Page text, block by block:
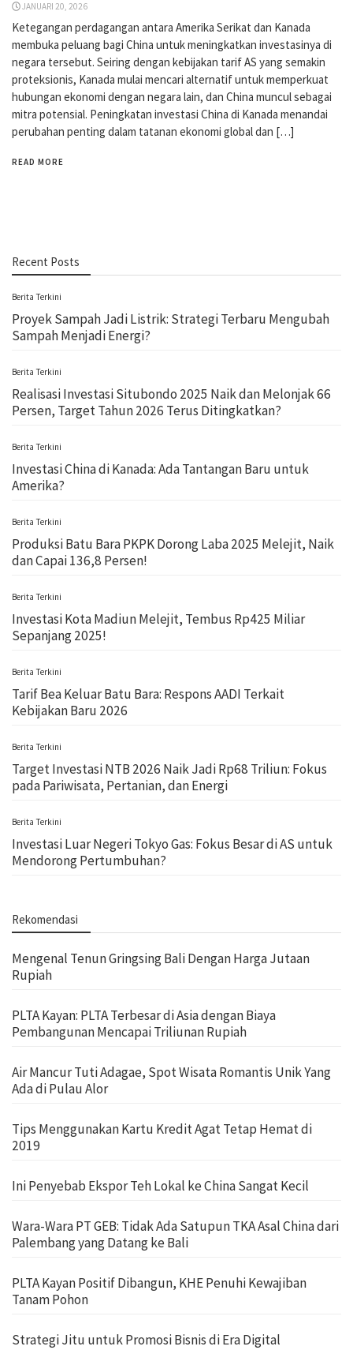
JANUARI 20, 2026
Ketegangan perdagangan antara Amerika Serikat dan Kanada
membuka peluang bagi China untuk meningkatkan investasinya di
negara tersebut. Seiring dengan kebijakan tarif AS yang semakin
proteksionis, Kanada mulai mencari alternatif untuk memperkuat
hubungan ekonomi dengan negara lain, dan China muncul sebagai
mitra potensial. Peningkatan investasi China di Kanada menandai
perubahan penting dalam tatanan ekonomi global dan […]
READ MORE
Recent Posts
Berita Terkini
Proyek Sampah Jadi Listrik: Strategi Terbaru Mengubah
Sampah Menjadi Energi?
Berita Terkini
Realisasi Investasi Situbondo 2025 Naik dan Melonjak 66
Persen, Target Tahun 2026 Terus Ditingkatkan?
Berita Terkini
Investasi China di Kanada: Ada Tantangan Baru untuk
Amerika?
Berita Terkini
Produksi Batu Bara PKPK Dorong Laba 2025 Melejit, Naik
dan Capai 136,8 Persen!
Berita Terkini
Investasi Kota Madiun Melejit, Tembus Rp425 Miliar
Sepanjang 2025!
Berita Terkini
Tarif Bea Keluar Batu Bara: Respons AADI Terkait
Kebijakan Baru 2026
Berita Terkini
Target Investasi NTB 2026 Naik Jadi Rp68 Triliun: Fokus
pada Pariwisata, Pertanian, dan Energi
Berita Terkini
Investasi Luar Negeri Tokyo Gas: Fokus Besar di AS untuk
Mendorong Pertumbuhan?
Rekomendasi
Mengenal Tenun Gringsing Bali Dengan Harga Jutaan
Rupiah
PLTA Kayan: PLTA Terbesar di Asia dengan Biaya
Pembangunan Mencapai Triliunan Rupiah
Air Mancur Tuti Adagae, Spot Wisata Romantis Unik Yang
Ada di Pulau Alor
Tips Menggunakan Kartu Kredit Agat Tetap Hemat di
2019
Ini Penyebab Ekspor Teh Lokal ke China Sangat Kecil
Wara-Wara PT GEB: Tidak Ada Satupun TKA Asal China dari
Palembang yang Datang ke Bali
PLTA Kayan Positif Dibangun, KHE Penuhi Kewajiban
Tanam Pohon
Strategi Jitu untuk Promosi Bisnis di Era Digital